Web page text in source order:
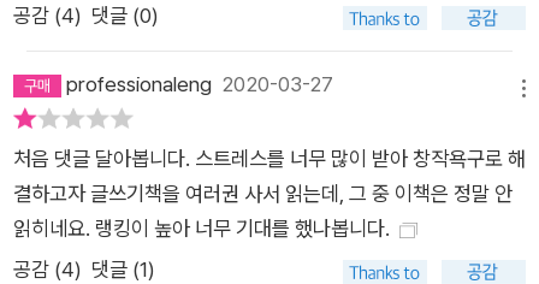
공감 (4) 댓글 (0)
professionaleng 2020-03-27
처음 댓글 달아봅니다. 스트레스를 너무 많이 받아 창작욕구로 해
결하고자 글쓰기책을 여러권 사서 읽는데, 그 중 이책은 정말 안
읽히네요. 랭킹이 높아 너무 기대를 했나봅니다.
공감 (4) 댓글 (1)